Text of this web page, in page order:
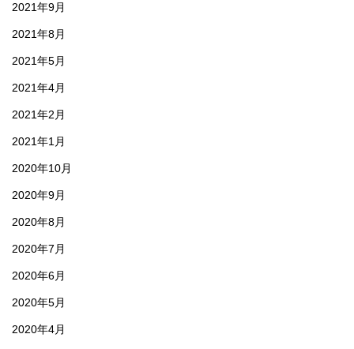
2021年9月
2021年8月
2021年5月
2021年4月
2021年2月
2021年1月
2020年10月
2020年9月
2020年8月
2020年7月
2020年6月
2020年5月
2020年4月